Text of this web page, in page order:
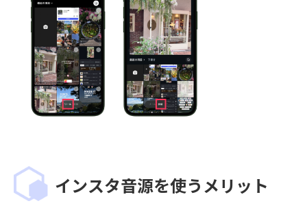
インスタ音源を使うメリット